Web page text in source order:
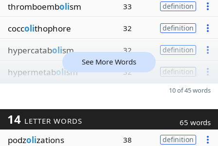
thromboembolism 33 definition
coccolithophore 32 definition
hypercatabolism 32 definition
hypermetabolism 32 definition
See More Words
10 of 45 words
14 LETTER WORDS 65 words
podzolizations 38 definition